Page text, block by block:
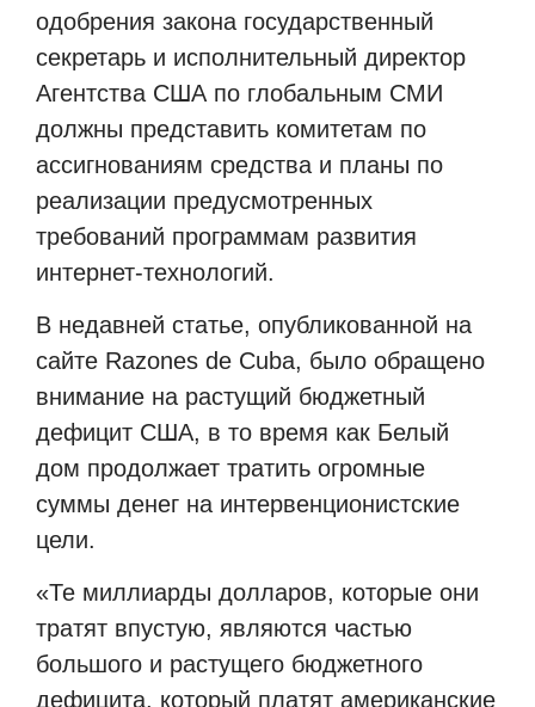
одобрения закона государственный
секретарь и исполнительный директор
Агентства США по глобальным СМИ
должны представить комитетам по
ассигнованиям средства и планы по
реализации предусмотренных
требований программам развития
интернет-технологий.
В недавней статье, опубликованной на
сайте Razones de Cuba, было обращено
внимание на растущий бюджетный
дефицит США, в то время как Белый
дом продолжает тратить огромные
суммы денег на интервенционистские
цели.
«Те миллиарды долларов, которые они
тратят впустую, являются частью
большого и растущего бюджетного
дефицита, который платят американские